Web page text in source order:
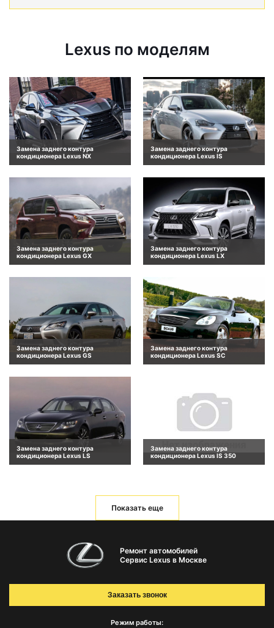
Lexus по моделям
Замена заднего контура
кондиционера Lexus NX
Замена заднего контура
кондиционера Lexus IS
Замена заднего контура
кондиционера Lexus GX
Замена заднего контура
кондиционера Lexus LX
Замена заднего контура
кондиционера Lexus GS
Замена заднего контура
кондиционера Lexus SC
Замена заднего контура
кондиционера Lexus LS
Замена заднего контура
кондиционера Lexus IS 350
Показать еще
Ремонт автомобилей
Сервис Lexus в Москве
Режим работы:
Заказать звонок